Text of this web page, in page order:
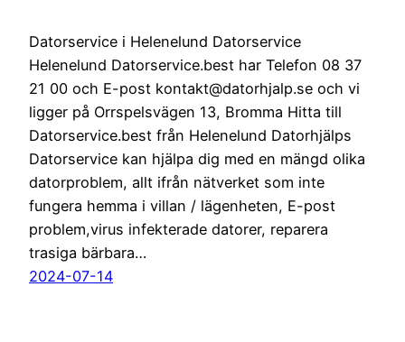
Datorservice i Helenelund Datorservice
Helenelund Datorservice.best har Telefon 08 37
21 00 och E-post kontakt@datorhjalp.se och vi
ligger på Orrspelsvägen 13, Bromma Hitta till
Datorservice.best från Helenelund Datorhjälps
Datorservice kan hjälpa dig med en mängd olika
datorproblem, allt ifrån nätverket som inte
fungera hemma i villan / lägenheten, E-post
problem,virus infekterade datorer, reparera
trasiga bärbara…
2024-07-14